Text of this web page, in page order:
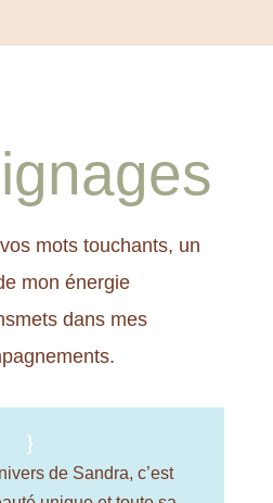
mots touchants, un
mon énergie
dans mes
{
de Sandra, c’est